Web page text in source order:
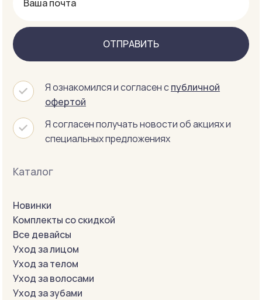
ОТПРАВИТЬ
Я ознакомился и согласен спубличной
офертой
Я согласен получать новости об акциях и
специальных предложениях
Каталог
Новинки
Комплекты со скидкой
Все девайсы
Уход за лицом
Уход за телом
Уход за волосами
Уход за зубами